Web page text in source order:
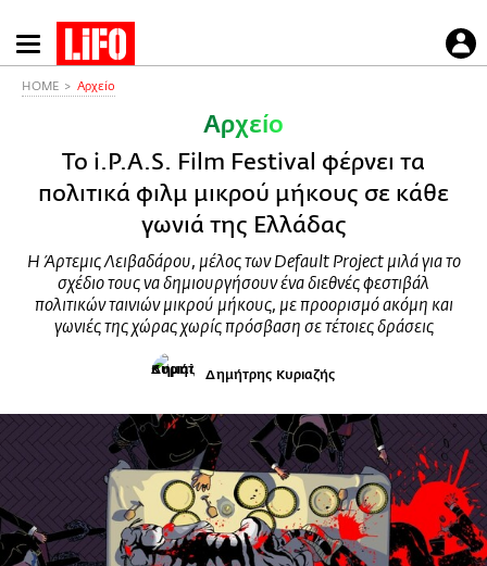
Παράκαμψη
προς
HOME Αρχείο
Αρχείο
Το i.P.A.S. Film Festival φέρνει τα
πολιτικά φιλμ μικρού μήκους σε κάθε
γωνιά της Ελλάδας
Η Άρτεμις Λειβαδάρου, μέλος των Default Project μιλά για το
σχέδιο τους να δημιουργήσουν ένα διεθνές φεστιβάλ
πολιτικών ταινιών μικρού μήκους, με προορισμό ακόμη και
γωνιές της χώρας χωρίς πρόσβαση σε τέτοιες δράσεις
Δημήτρης Κυριαζής